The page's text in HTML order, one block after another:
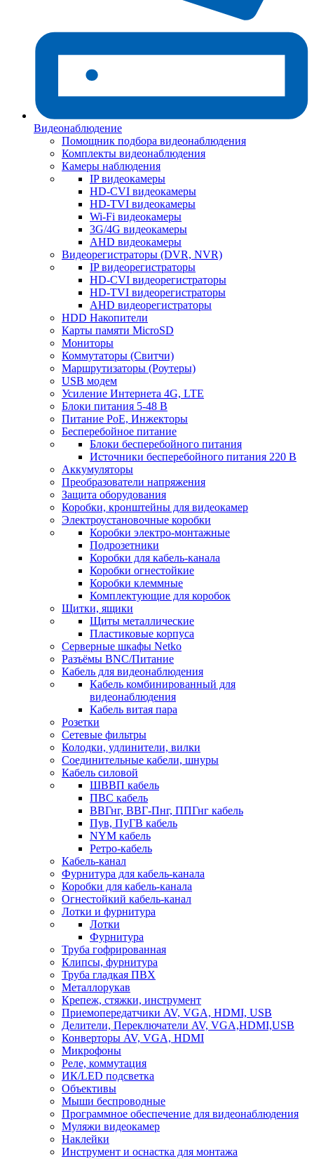
Видеонаблюдение
Помощник подбора видеонаблюдения
Комплекты видеонаблюдения
Камеры наблюдения
IP видеокамеры
HD-CVI видеокамеры
HD-TVI видеокамеры
Wi-Fi видеокамеры
3G/4G видеокамеры
AHD видеокамеры
Видеорегистраторы (DVR, NVR)
IP видеорегистраторы
HD-CVI видеорегистраторы
HD-TVI видеорегистраторы
AHD видеорегистраторы
HDD Накопители
Карты памяти MicroSD
Мониторы
Коммутаторы (Свитчи)
Маршрутизаторы (Роутеры)
USB модем
Усиление Интернета 4G, LTE
Блоки питания 5-48 В
Питание PoE, Инжекторы
Бесперебойное питание
Блоки бесперебойного питания
Источники бесперебойного питания 220 В
Аккумуляторы
Преобразователи напряжения
Защита оборудования
Коробки, кронштейны для видеокамер
Электроустановочные коробки
Коробки электро-монтажные
Подрозетники
Коробки для кабель-канала
Коробки огнестойкие
Коробки клеммные
Комплектующие для коробок
Щитки, ящики
Щиты металлические
Пластиковые корпуса
Серверные шкафы Netko
Разъёмы BNC/Питание
Кабель для видеонаблюдения
Кабель комбинированный для
видеонаблюдения
Кабель витая пара
Розетки
Сетевые фильтры
Колодки, удлинители, вилки
Соединительные кабели, шнуры
Кабель силовой
ШВВП кабель
ПВС кабель
ВВГнг, ВВГ-Пнг, ППГнг кабель
Пув, ПуГВ кабель
NYM кабель
Ретро-кабель
Кабель-канал
Фурнитура для кабель-канала
Коробки для кабель-канала
Огнестойкий кабель-канал
Лотки и фурнитура
Лотки
Фурнитура
Труба гофрированная
Клипсы, фурнитура
Труба гладкая ПВХ
Металлорукав
Крепеж, стяжки, инструмент
Приемопередатчики AV, VGA, HDMI, USB
Делители, Переключатели AV, VGA,HDMI,USB
Конверторы AV, VGA, HDMI
Микрофоны
Реле, коммутация
ИК/LED подсветка
Объективы
Мыши беспроводные
Программное обеспечение для видеонаблюдения
Муляжи видеокамер
Наклейки
Инструмент и оснастка для монтажа